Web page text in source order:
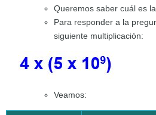
Queremos saber cuál es
Para responder a la
siguiente multiplicación:
Veamos: